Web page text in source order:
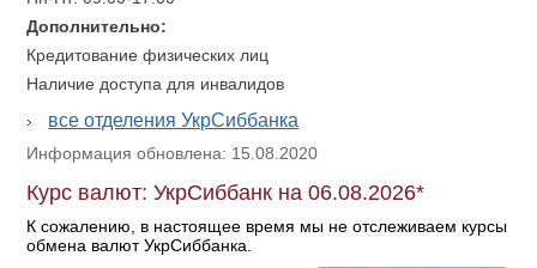
Дополнительно:
Кредитование физических лиц
Наличие доступа для инвалидов
все отделения УкрСиббанка
Информация обновлена: 15.08.2020
Курс валют: УкрСиббанк на 06.08.2026*
К сожалению, в настоящее время мы не отслеживаем курсы
обмена валют УкрСиббанка.